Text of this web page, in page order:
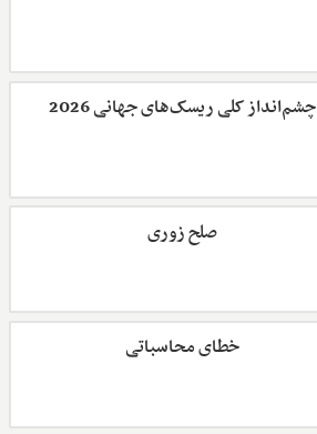
چشم‌انداز کلی ریسک‌های جهانی 2026
صلح زوری
خطای محاسباتی